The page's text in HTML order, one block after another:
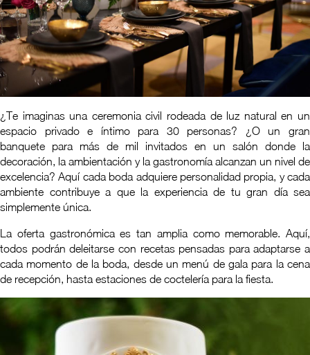
¿Te imaginas una ceremonia civil rodeada de luz natural en un
espacio privado e íntimo para 30 personas? ¿O un gran
banquete para más de mil invitados en un salón donde la
decoración, la ambientación y la gastronomía alcanzan un nivel de
excelencia? Aquí cada boda adquiere personalidad propia, y cada
ambiente contribuye a que la experiencia de tu gran día sea
simplemente única.
La oferta gastronómica es tan amplia como memorable. Aquí,
todos podrán deleitarse con recetas pensadas para adaptarse a
cada momento de la boda, desde un menú de gala para la cena
de recepción, hasta estaciones de coctelería para la fiesta.